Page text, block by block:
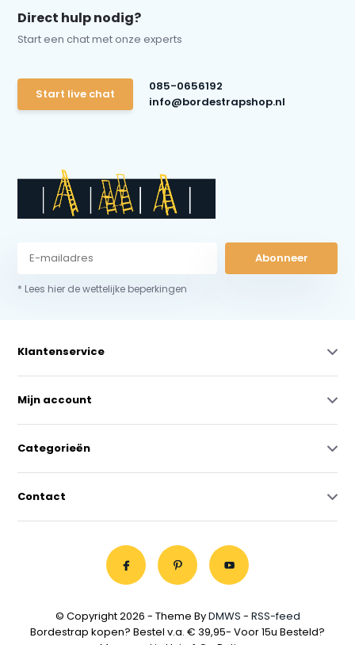
Direct hulp nodig?
Start een chat met onze experts
Start live chat
085-0656192
info@bordestrapshop.nl
Abonneer
* Lees hier de wettelijke beperkingen
Klantenservice
Mijn account
Categorieën
Contact
© Copyright 2026 - Theme ByDMWS - RSS-feed
Bordestrap kopen? Bestel v.a. € 39,95- Voor 15u Besteld?